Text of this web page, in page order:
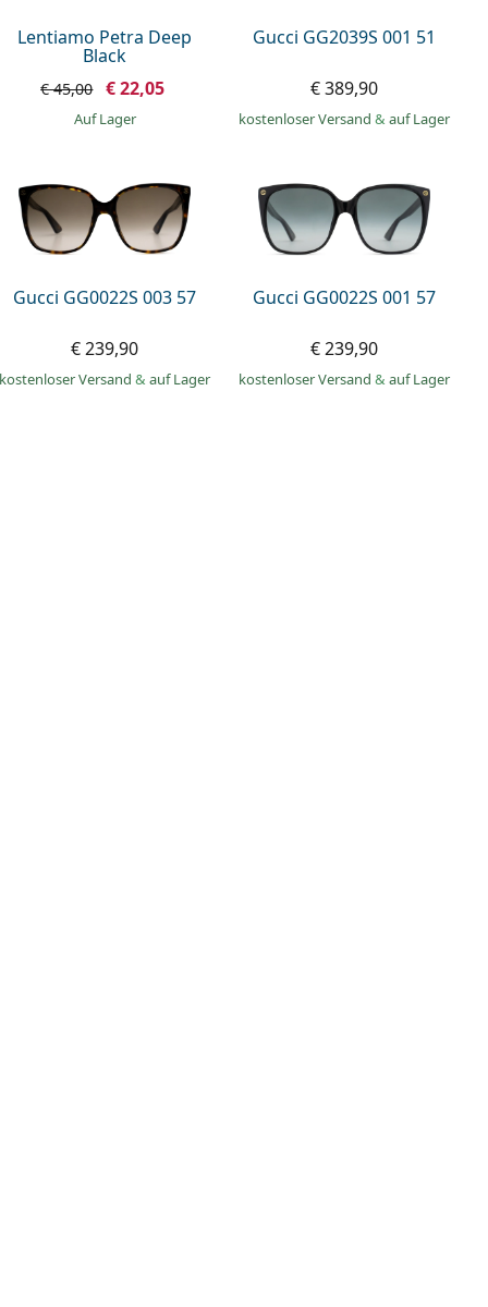
Lentiamo Petra Deep
Black
€ 45,00 € 22,05
auf Lager
Gucci GG2039S 001 51
€ 389,90
kostenloser Versand& auf Lager
Gucci GG0022S 003 57
€ 239,90
kostenloser Versand& auf Lager
Gucci GG0022S 001 57
€ 239,90
kostenloser Versand& auf Lager